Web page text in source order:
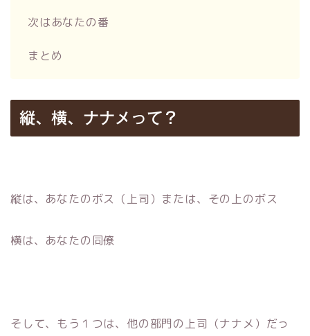
次はあなたの番
まとめ
縦、横、ナナメって？
縦は、あなたのボス（上司）または、その上のボス
横は、あなたの同僚
そして、もう１つは、他の部門の上司（ナナメ）だっ